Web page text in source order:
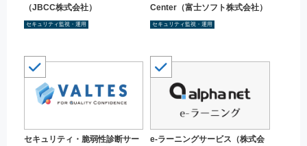
（JBCC株式会社）
セキュリティ監視・運用
Center（富士ソフト株式会社）
セキュリティ監視・運用
セキュリティ・脆弱性診断サー
e-ラーニングサービス（株式会